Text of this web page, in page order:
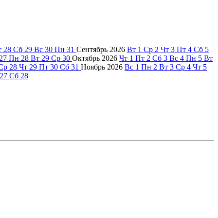
28 Сб 29 Вс 30 Пн 31 Сентябрь 2026 Вт 1 Ср 2 Чт 3 Пт 4 Сб 5
27 Пн 28 Вт 29 Ср 30 Октябрь 2026 Чт 1 Пт 2 Сб 3 Вс 4 Пн 5 Вт
28 Чт 29 Пт 30 Сб 31 Ноябрь 2026 Вс 1 Пн 2 Вт 3 Ср 4 Чт 5
27 Сб 28